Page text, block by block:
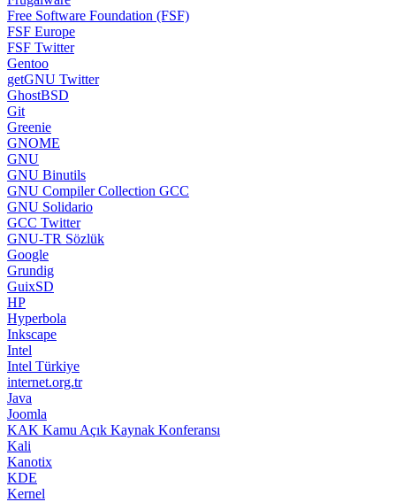
Free Software Foundation (FSF)
FSF Europe
FSF Twitter
Gentoo
getGNU Twitter
GhostBSD
Git
Greenie
GNOME
GNU
GNU Binutils
GNU Compiler Collection GCC
GNU Solidario
GCC Twitter
GNU-TR Sözlük
Google
Grundig
GuixSD
HP
Hyperbola
Inkscape
Intel
Intel Türkiye
internet.org.tr
Java
Joomla
KAK Kamu Açık Kaynak Konferansı
Kali
Kanotix
KDE
Kernel